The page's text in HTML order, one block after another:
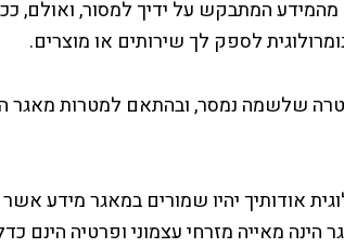
המתבקש על ידיך למסור, ואולם,
לספק לך שירותים או מוצרים.
שלשמה נמסר, ובהתאם למטרות מאגר
אודותיך יהיו שמורים במאגר מידע